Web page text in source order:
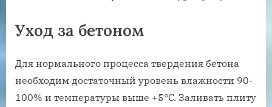
Уход за бетоном
Для нормального процесса твердения бетона
необходим достаточный уровень влажности 90-
100% и температуры выше +5°C. Заливать плиту